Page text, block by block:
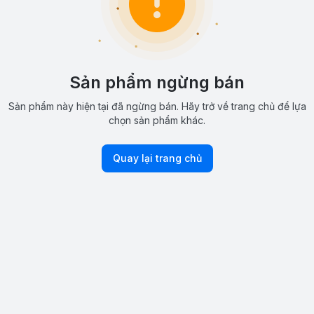
Sản phẩm ngừng bán
Sản phẩm này hiện tại đã ngừng bán. Hãy trở về trang chủ để lựa
chọn sản phẩm khác.
Quay lại trang chủ